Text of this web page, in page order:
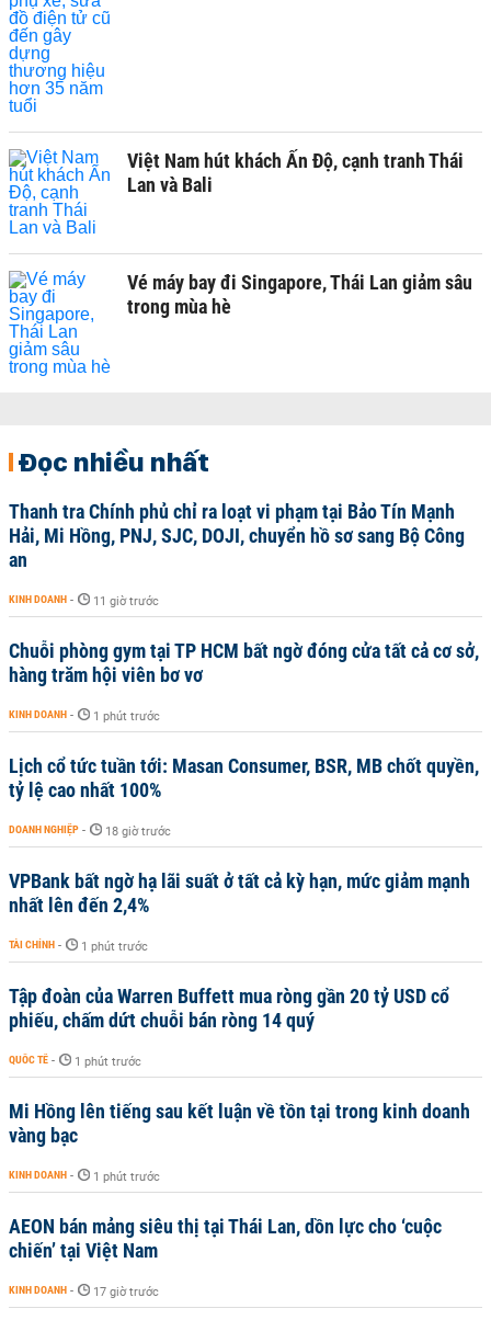
Việt Nam hút khách Ấn Độ, cạnh tranh Thái
Lan và Bali
Vé máy bay đi Singapore, Thái Lan giảm sâu
trong mùa hè
Đọc nhiều nhất
Thanh tra Chính phủ chỉ ra loạt vi phạm tại Bảo Tín Mạnh
Hải, Mi Hồng, PNJ, SJC, DOJI, chuyển hồ sơ sang Bộ Công
an
KINH DOANH - 11 giờ trước
Chuỗi phòng gym tại TP HCM bất ngờ đóng cửa tất cả cơ sở,
hàng trăm hội viên bơ vơ
KINH DOANH - 1 phút trước
Lịch cổ tức tuần tới: Masan Consumer, BSR, MB chốt quyền,
tỷ lệ cao nhất 100%
DOANH NGHIỆP - 18 giờ trước
VPBank bất ngờ hạ lãi suất ở tất cả kỳ hạn, mức giảm mạnh
nhất lên đến 2,4%
TÀI CHÍNH - 1 phút trước
Tập đoàn của Warren Buffett mua ròng gần 20 tỷ USD cổ
phiếu, chấm dứt chuỗi bán ròng 14 quý
QUỐC TẾ - 1 phút trước
Mi Hồng lên tiếng sau kết luận về tồn tại trong kinh doanh
vàng bạc
KINH DOANH - 1 phút trước
AEON bán mảng siêu thị tại Thái Lan, dồn lực cho ‘cuộc
chiến’ tại Việt Nam
KINH DOANH - 17 giờ trước